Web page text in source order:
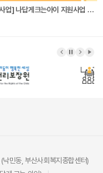
[특성화사업] 나답게크는아이 지원사업 파견전…
민동, 부산사회복지종합센터)